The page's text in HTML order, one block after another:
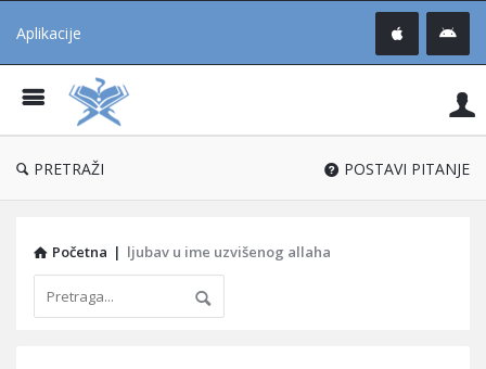
Aplikacije
®
PRETRAŽI POSTAVI PITANJE
Početna | ljubav u ime uzvišenog allaha